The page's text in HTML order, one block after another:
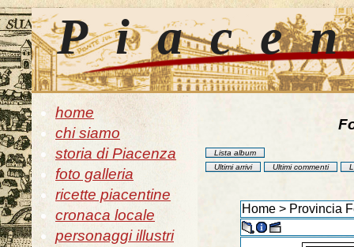
home
chi siamo
storia di Piacenza
foto galleria
ricette piacentine
cronaca locale
personaggi illustri
Lista album
Ultimi arrivi
Ultimi commenti
Home> Provincia